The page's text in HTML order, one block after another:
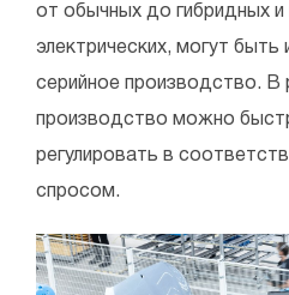
от обычных до гибридных
электрических, могут быть
серийное производство. В
производство можно
регулировать в
спросом.